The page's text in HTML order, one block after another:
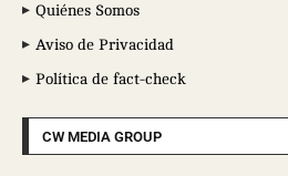
Quiénes Somos
Aviso de Privacidad
Política de fact-check
CW MEDIA GROUP